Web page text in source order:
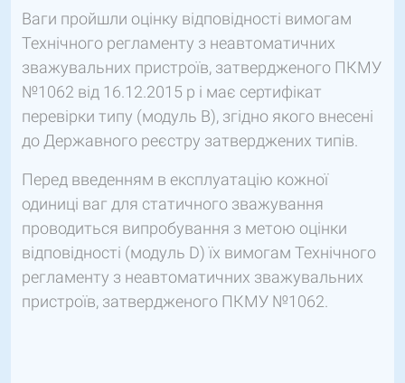
Ваги пройшли оцінку відповідності вимогам
Технічного регламенту з неавтоматичних
зважувальних пристроїв, затвердженого ПКМУ
№1062 від 16.12.2015 р і має сертифікат
перевірки типу (модуль В), згідно якого внесені
до Державного реєстру затверджених типів.
Перед введенням в експлуатацію кожної
одиниці ваг для статичного зважування
проводиться випробування з метою оцінки
відповідності (модуль D) їх вимогам Технічного
регламенту з неавтоматичних зважувальних
пристроїв, затвердженого ПКМУ №1062.